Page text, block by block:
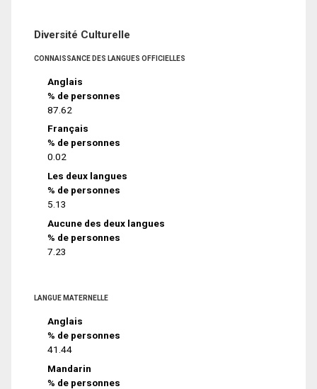
Diversité Culturelle
CONNAISSANCE DES LANGUES OFFICIELLES
Anglais
% de personnes
87.62
Français
% de personnes
0.02
Les deux langues
% de personnes
5.13
Aucune des deux langues
% de personnes
7.23
LANGUE MATERNELLE
Anglais
% de personnes
41.44
Mandarin
% de personnes